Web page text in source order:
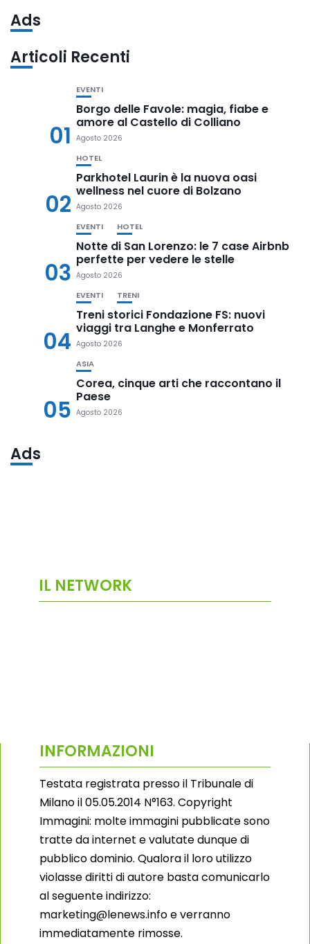
Ads
Articoli Recenti
01
EVENTI
Borgo delle Favole: magia, fiabe e
amore al Castello di Colliano
Agosto 2026
02
HOTEL
Parkhotel Laurin è la nuova oasi
wellness nel cuore di Bolzano
Agosto 2026
03
EVENTI HOTEL
Notte di San Lorenzo: le 7 case Airbnb
perfette per vedere le stelle
Agosto 2026
04
EVENTI TRENI
Treni storici Fondazione FS: nuovi
viaggi tra Langhe e Monferrato
Agosto 2026
05
ASIA
Corea, cinque arti che raccontano il
Paese
Agosto 2026
Ads
IL NETWORK
INFORMAZIONI
Testata registrata presso il Tribunale di
Milano il 05.05.2014 N°163. Copyright
Immagini: molte immagini pubblicate sono
tratte da internet e valutate dunque di
pubblico dominio. Qualora il loro utilizzo
violasse diritti di autore basta comunicarlo
al seguente indirizzo:
marketing@lenews.info e verranno
immediatamente rimosse.